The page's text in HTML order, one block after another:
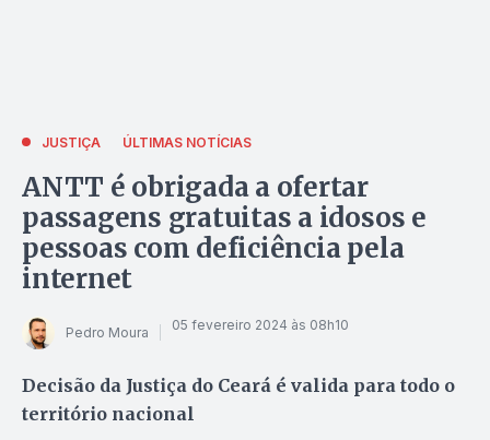
JUSTIÇA ÚLTIMAS NOTÍCIAS
ANTT é obrigada a ofertar
passagens gratuitas a idosos e
pessoas com deficiência pela
internet
Pedro Moura 05 fevereiro 2024 às 08h10
Decisão da Justiça do Ceará é valida para todo o
território nacional